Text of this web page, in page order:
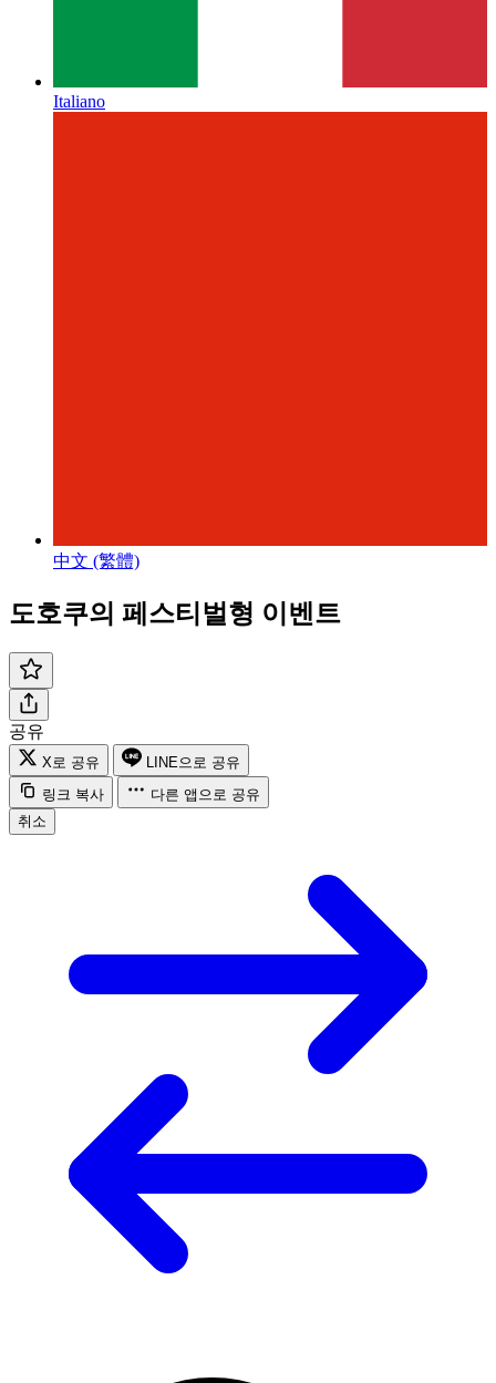
Italiano
中文 (繁體)
도호쿠의 페스티벌형 이벤트
공유
X로 공유
LINE으로 공유
링크 복사
다른 앱으로 공유
취소